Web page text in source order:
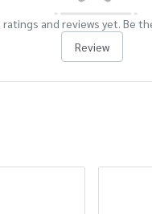
ratings and reviews yet. Be
Review